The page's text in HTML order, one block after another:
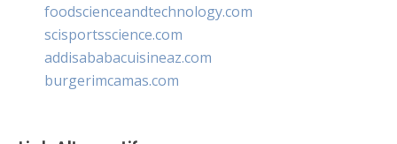
foodscienceandtechnology.com
scisportsscience.com
addisababacuisineaz.com
burgerimcamas.com